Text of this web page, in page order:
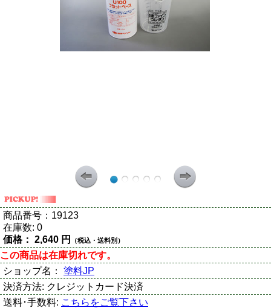
商品番号： 19123
在庫数: 0
価格： 2,640 円 （税込・送料別）
この商品は在庫切れです。
ショップ名： 塗料JP
決済方法: クレジットカード決済
送料･手数料: こちらをご覧下さい